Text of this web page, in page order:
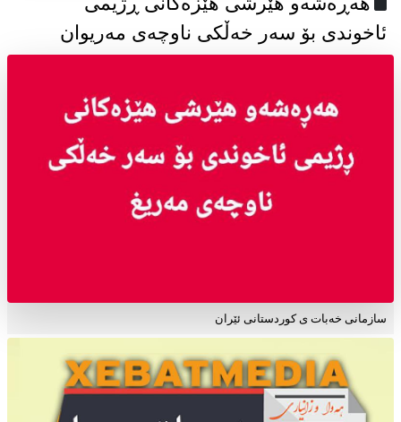
ئاخوندی بۆ سەر خەڵکی ناوچەی مەریوان
سازمانی خەبات ی کوردستانی ئێران